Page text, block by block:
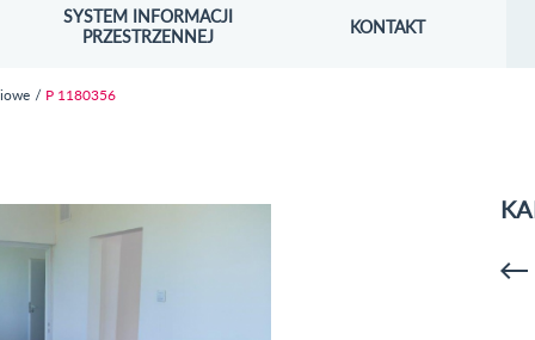
SYSTEM INFORMACJI
PRZESTRZENNEJ
OTWORZY SIĘ W NOWYM OKNIE KONTAKT
P 1180356